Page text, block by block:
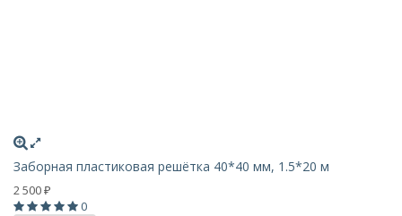
Заборная пластиковая решётка 40*40 мм, 1.5*20 м
2 500 ₽
0